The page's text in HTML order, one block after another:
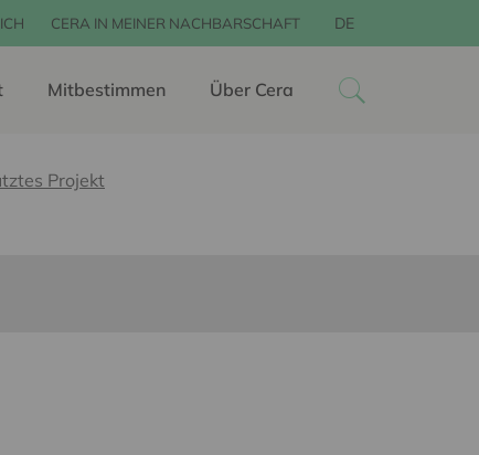
CERA IN MEINER NACHBARSCHAFT DE
Mitbestimmen Über Cera
Projekt